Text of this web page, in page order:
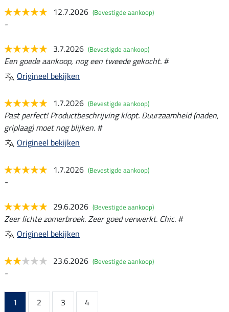
12.7.2026 (Bevestigde aankoop)
-
3.7.2026 (Bevestigde aankoop)
Een goede aankoop, nog een tweede gekocht. #
Origineel bekijken
1.7.2026 (Bevestigde aankoop)
Past perfect! Productbeschrijving klopt. Duurzaamheid (naden,
griplaag) moet nog blijken. #
Origineel bekijken
1.7.2026 (Bevestigde aankoop)
-
29.6.2026 (Bevestigde aankoop)
Zeer lichte zomerbroek. Zeer goed verwerkt. Chic. #
Origineel bekijken
23.6.2026 (Bevestigde aankoop)
-
1 2 3
4